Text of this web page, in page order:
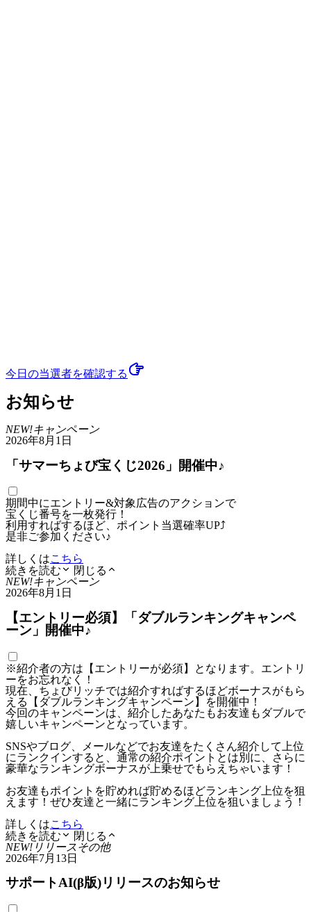
今日の当選者を確認する
お知らせ
NEW!キャンペーン
2026年8月1日
「サマーちょび宝くじ2026」開催中♪
期間中にエントリー&対象広告のアクションで
宝くじ番号を一枚発行！
利用すればするほど、ポイント当選確率UP⤴
是非ご参加ください♪
詳しくはこちら
続きを読む
閉じる
NEW!キャンペーン
2026年8月1日
【エントリー必須】「ダブルランキングキャンペ
ーン」開催中♪
※紹介者の方は【エントリーが必須】となります。エントリ
ーをお忘れなく！
現在、ちょびリッチでは紹介すればするほどボーナスがもら
える【ダブルランキングキャンペーン】を開催中！
今回のキャンペーンは、紹介したあなたもお友達もダブルで
嬉しいキャンペーンとなっています。
SNSやブログ、メールなどでお友達をたくさん紹介して上位
にランクインすると、通常の紹介ポイントとは別に、さらに
豪華なランキングボーナスが上乗せでもらえちゃいます！
お友達もポイントを貯めれば貯めるほどランキング上位を狙
えます！ぜひ友達と一緒にランキング上位を狙いましょう！
詳しくはこちら
続きを読む
閉じる
NEW! リリースその他
2026年7月13日
サポートAI(β版)リリースのお知らせ